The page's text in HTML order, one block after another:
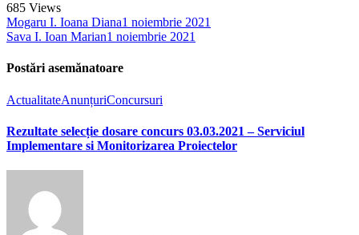
685 Views
Mogaru I. Ioana Diana1 noiembrie 2021
Sava I. Ioan Marian1 noiembrie 2021
Postări asemănatoare
ActualitateAnunțuriConcursuri
Rezultate selecție dosare concurs 03.03.2021 – Serviciul
Implementare si Monitorizarea Proiectelor